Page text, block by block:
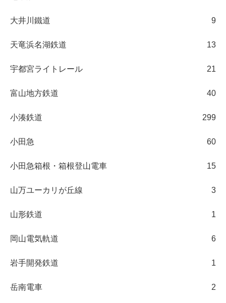
大井川鐵道 9
天竜浜名湖鉄道 13
宇都宮ライトレール 21
富山地方鉄道 40
小湊鉄道 299
小田急 60
小田急箱根・箱根登山電車 15
山万ユーカリが丘線 3
山形鉄道 1
岡山電気軌道 6
岩手開発鉄道 1
岳南電車 2